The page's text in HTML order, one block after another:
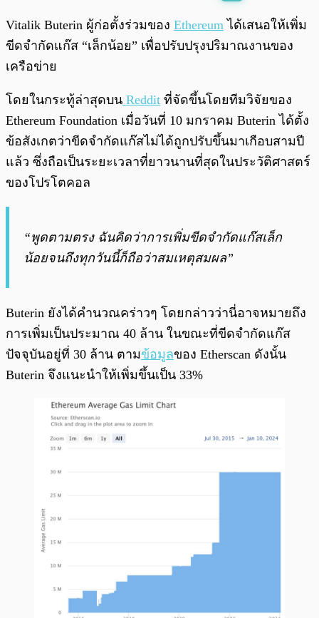
0:00 0:00
Vitalik Buterin ผู้ก่อตั้งร่วมของ Ethereum ได้เสนอให้เพิ่ม
ขีดจำกัดแก๊ส “เล็กน้อย” เพื่อปรับปรุงปริมาณงานของ
เครือข่าย
โดยในกระทู้ล่าสุดบน Reddit ที่จัดขึ้นโดยทีมวิจัยของ
Ethereum Foundation เมื่อวันที่ 10 มกราคม Buterin ได้ตั้ง
ข้อสังเกตว่าขีดจำกัดแก๊สไม่ได้ถูกปรับขึ้นมาเกือบสามปี
แล้ว ซึ่งถือเป็นระยะเวลาที่ยาวนานที่สุดในประวัติศาสตร์
ของโปรโตคอล
“พูดตามตรง ฉันคิดว่าการเพิ่มขีดจำกัดแก๊สเล็ก
น้อยจนถึงทุกวันนี้ก็ถือว่าสมเหตุสมผล”
Buterin ยังได้คำนวณคร่าวๆ โดยกล่าวว่านี่อาจหมายถึง
การเพิ่มเป็นประมาณ 40 ล้าน ในขณะที่ขีดจำกัดแก๊ส
ปัจจุบันอยู่ที่ 30 ล้าน ตามข้อมูลของ Etherscan ดังนั้น
Buterin จึงแนะนำให้เพิ่มขึ้นเป็น 33%